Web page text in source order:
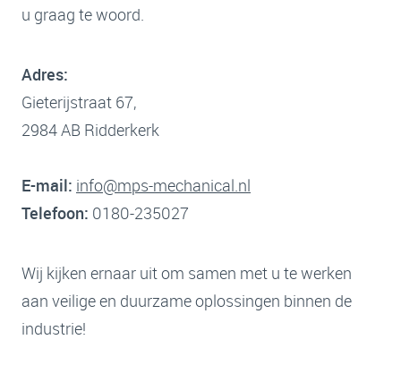
u graag te woord.
Adres:
Gieterijstraat 67,
2984 AB Ridderkerk
E-mail: info@mps-mechanical.nl
Telefoon: 0180-235027
Wij kijken ernaar uit om samen met u te werken
aan veilige en duurzame oplossingen binnen de
industrie!